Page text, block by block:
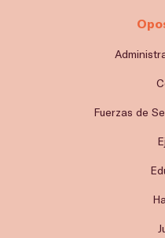
Fuerzas de